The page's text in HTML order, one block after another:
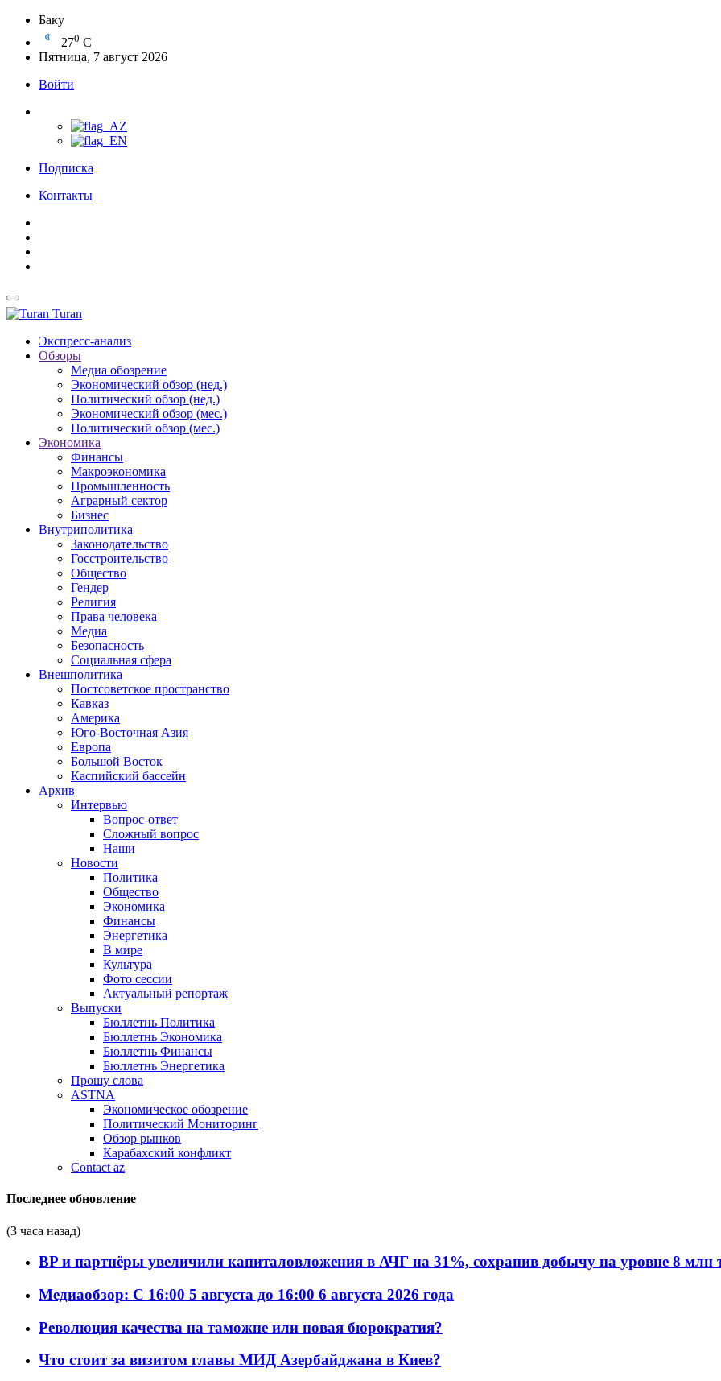
Баку
270 C
Пятница, 7 август 2026
Войти
Подписка
Контакты
Turan
Экспресс-анализ
Обзоры
Медиа обозрение
Экономический обзор (нед.)
Политический обзор (нед.)
Экономический обзор (мес.)
Политический обзор (мес.)
Экономика
Финансы
Макроэкономика
Промышленность
Аграрный сектор
Бизнес
Внутриполитика
Законодательство
Госстроительство
Общество
Гендер
Религия
Права человека
Медиа
Безопасность
Социальная сфера
Внешполитика
Постсоветское пространство
Кавказ
Америка
Юго-Восточная Азия
Европа
Большой Восток
Каспийский бассейн
Архив
Интервью
Вопрос-ответ
Сложный вопрос
Наши
Новости
Политика
Общество
Экономика
Финансы
Энергетика
В мире
Культура
Фото сессии
Актуальный репортаж
Выпуски
Бюллетнь Политика
Бюллетнь Экономика
Бюллетнь Финансы
Бюллетнь Энергетика
Прошу слова
ASTNA
Экономическое обозрение
Политический Мониторинг
Обзор рынков
Карабахский конфликт
Contact az
Последнее обновление
(3 часа назад)
BP и партнёры увеличили капиталовложения в АЧГ на 31%, сохранив добычу на уровне 8 млн
Медиаобзор: С 16:00 5 августа до 16:00 6 августа 2026 года
Революция качества на таможне или новая бюрократия?
Что стоит за визитом главы МИД Азербайджана в Киев?